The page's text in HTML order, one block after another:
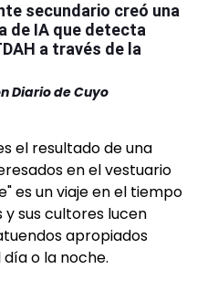
secundario creó una
de IA que detecta
a través de la
Diario de Cuyo
el resultado de una
en el vestuario
es un viaje en el tiempo
sus cultores lucen
apropiados
o la noche.